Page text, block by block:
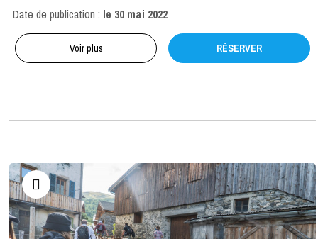
Date de publication : le 30 mai 2022
Voir plus RÉSERVER